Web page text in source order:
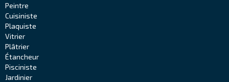
Peintre
Cuisiniste
Plaquiste
Vitrier
Plâtrier
Étancheur
Pisciniste
Jardinier